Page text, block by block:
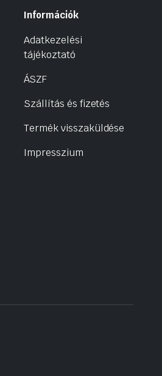
Információk
Adatkezelési
tájékoztató
ÁSZF
Szállítás és fizetés
Termék visszaküldése
Impresszium